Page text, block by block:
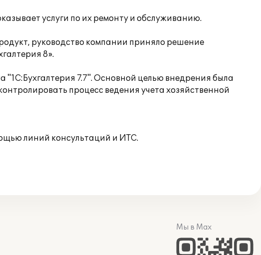
услуги по их ремонту и обслуживанию.
руководство компании приняло решение
8».
7.7". Основной целью внедрения была
процесс ведения учета хозяйственной
линий консультаций и ИТС.
Мы в Max